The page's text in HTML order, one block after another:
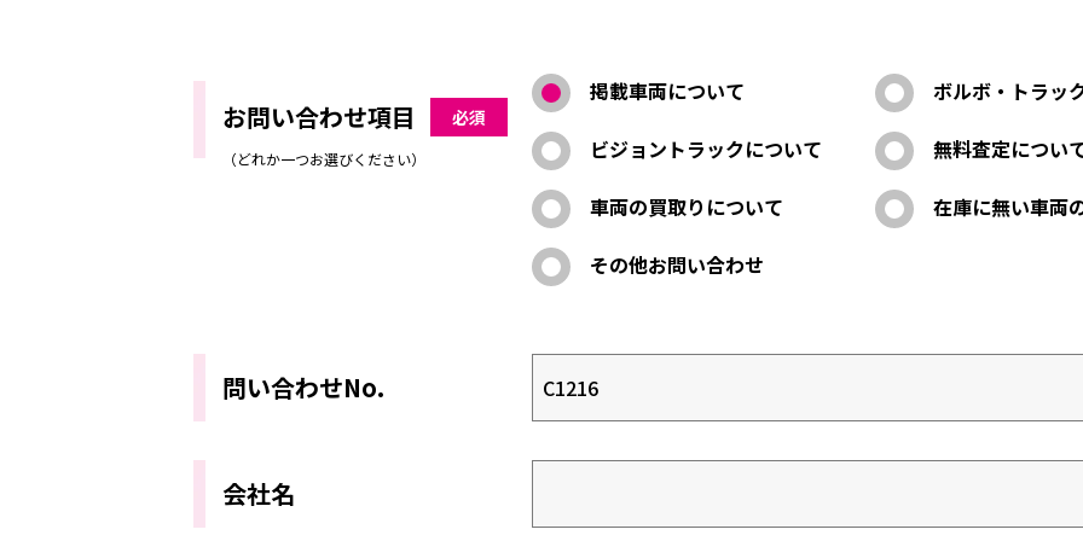
お問い合わせ項目
（どれか一つお選びください）
必須
掲載車両について
ボルボ・トラッ
ビジョントラックについて
無料査定につい
車両の買取りについて
在庫に無い車両
その他お問い合わせ
問い合わせNo.
会社名